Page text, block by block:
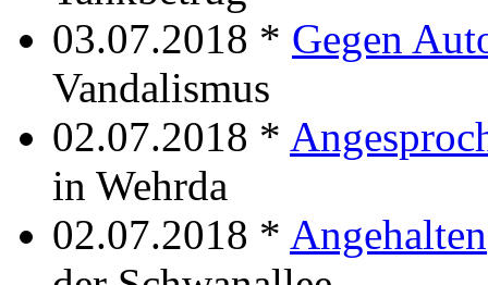
03.07.2018 * Gegen
Vandalismus
02.07.2018 *
in Wehrda
02.07.2018 * Angehalten